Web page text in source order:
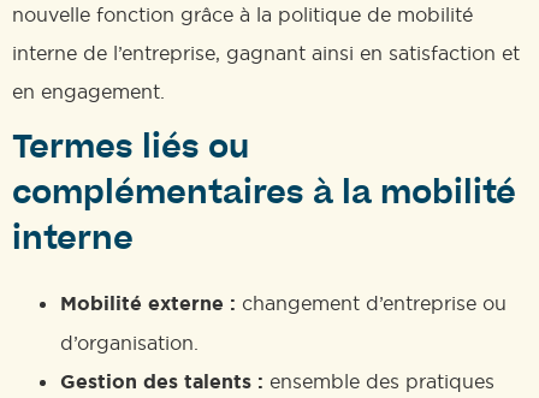
nouvelle fonction grâce à la politique de mobilité
interne de l’entreprise, gagnant ainsi en satisfaction et
en engagement.
Termes liés ou
complémentaires à la mobilité
interne
Mobilité externe : changement d’entreprise ou
d’organisation.
Gestion des talents : ensemble des pratiques